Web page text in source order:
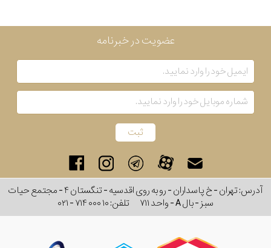
اصالت
کشور
باتری
عضویت در خبرنامه
آدرس: تهران - خ پاسداران - رو به روی اقدسیه - تنگستان ۴ - مجتمع حیات
سبز - بال A - واحد ۷۱۱
تلفن:۰۲۱ - ۷۱۴ ۰۰۰ ۱۰